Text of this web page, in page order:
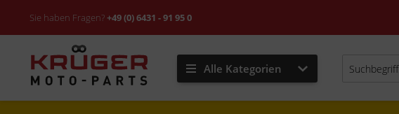
Sie haben Fragen?+49 (0) 6431 - 91 95 0
Alle Kategorien